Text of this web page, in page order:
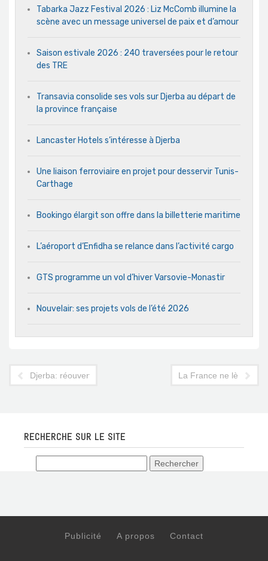
Tabarka Jazz Festival 2026 : Liz McComb illumine la
scène avec un message universel de paix et d’amour
Saison estivale 2026 : 240 traversées pour le retour
des TRE
Transavia consolide ses vols sur Djerba au départ de
la province française
Lancaster Hotels s’intéresse à Djerba
Une liaison ferroviaire en projet pour desservir Tunis-
Carthage
Bookingo élargit son offre dans la billetterie maritime
L’aéroport d’Enfidha se relance dans l’activité cargo
GTS programme un vol d’hiver Varsovie-Monastir
Nouvelair: ses projets vols de l’été 2026
Djerba: réouverture de l'hôtel Aladin La France ne lève pas
RECHERCHE SUR LE SITE
Publicité A propos Contact